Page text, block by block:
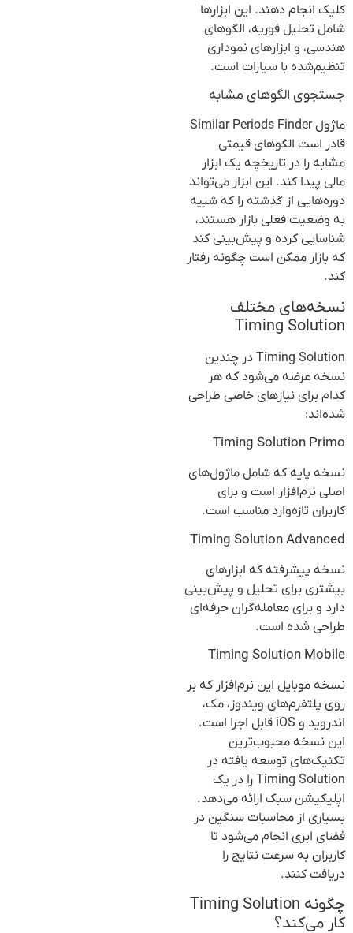
کلیک انجام دهند. این ابزارها
شامل تحلیل فوریه، الگوهای
هندسی، و ابزارهای نموداری
تنظیم‌شده با سیارات است.
جستجوی الگوهای مشابه
ماژول Similar Periods Finder
قادر است الگوهای قیمتی
مشابه را در تاریخچه یک ابزار
مالی پیدا کند. این ابزار می‌تواند
دوره‌هایی از گذشته را که شبیه
به وضعیت فعلی بازار هستند،
شناسایی کرده و پیش‌بینی کند
که بازار ممکن است چگونه رفتار
کند.
نسخه‌های مختلف
Timing Solution
Timing Solution در چندین
نسخه عرضه می‌شود که هر
کدام برای نیازهای خاصی طراحی
شده‌اند:
Timing Solution Primo
نسخه پایه که شامل ماژول‌های
اصلی نرم‌افزار است و برای
کاربران تازه‌وارد مناسب است.
Timing Solution Advanced
نسخه پیشرفته که ابزارهای
بیشتری برای تحلیل و پیش‌بینی
دارد و برای معامله‌گران حرفه‌ای
طراحی شده است.
Timing Solution Mobile
نسخه موبایل این نرم‌افزار که بر
روی پلتفرم‌های ویندوز، مک،
اندروید و iOS قابل اجرا است.
این نسخه محبوب‌ترین
تکنیک‌های توسعه یافته در
Timing Solution را در یک
اپلیکیشن سبک ارائه می‌دهد.
بسیاری از محاسبات سنگین در
فضای ابری انجام می‌شود تا
کاربران به سرعت نتایج را
دریافت کنند.
چگونه Timing Solution
کار می‌کند؟